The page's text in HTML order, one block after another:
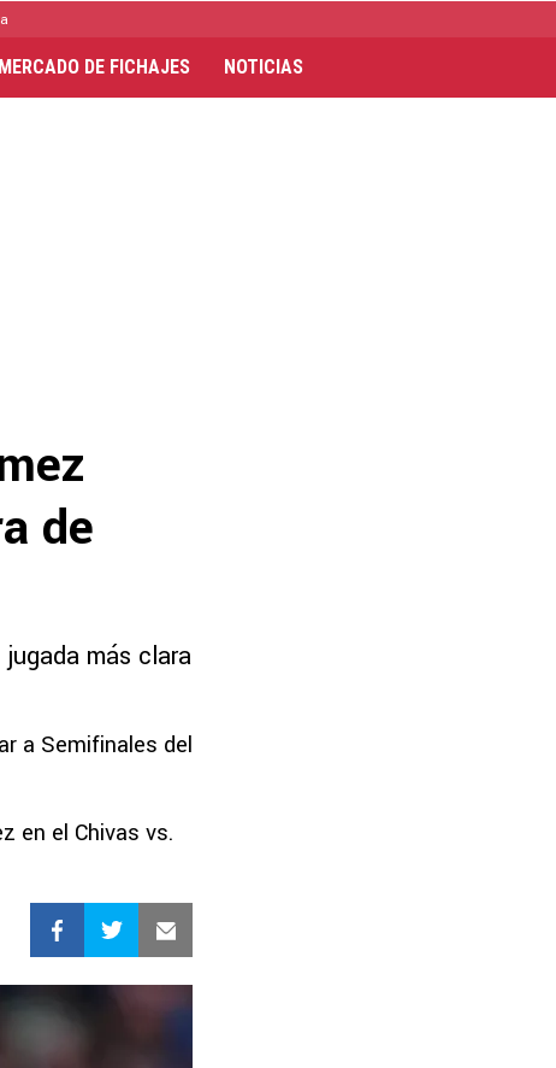
MERCADO DE FICHAJES NOTICIAS
de
más clara
a Semifinales del
en el Chivas vs.